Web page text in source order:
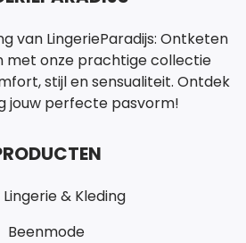
van LingerieParadijs: Ontketen
met onze prachtige collectie
stijl en sensualiteit. Ontdek
jouw perfecte pasvorm!
Lingerie & Kleding
Beenmode